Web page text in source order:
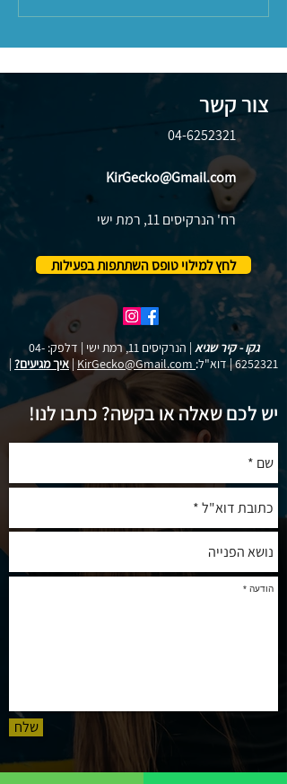
צור קשר
04-6252321
KirGecko@Gmail.com
רח' הנרקיסים 11, רמת ישי
לחץ למילוי טופס השתתפות בפעילות
גקו - קיר שגיא | הנרקיסים 11, רמת ישי | דלפק:
04-
6252321| דוא"ל: KirGecko@Gmail.com
| איך מגיעים? |
יש לכם שאלה או בקשה? כתבו לנו!
שלח